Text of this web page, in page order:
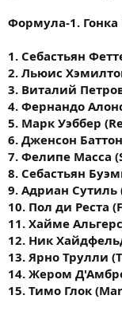
Формула-1. Гонка
1. Себастьян
2. Льюис
3. Виталий
4. Фернандо
5. Марк Уэббер
6. Дженсон
7. Фелипе Масса
8. Себастьян
9. Адриан Сутиль
10. Пол ди Реста
11. Хайме
12. Ник
13. Ярно Трулли
14. Жером
15. Тимо Глок